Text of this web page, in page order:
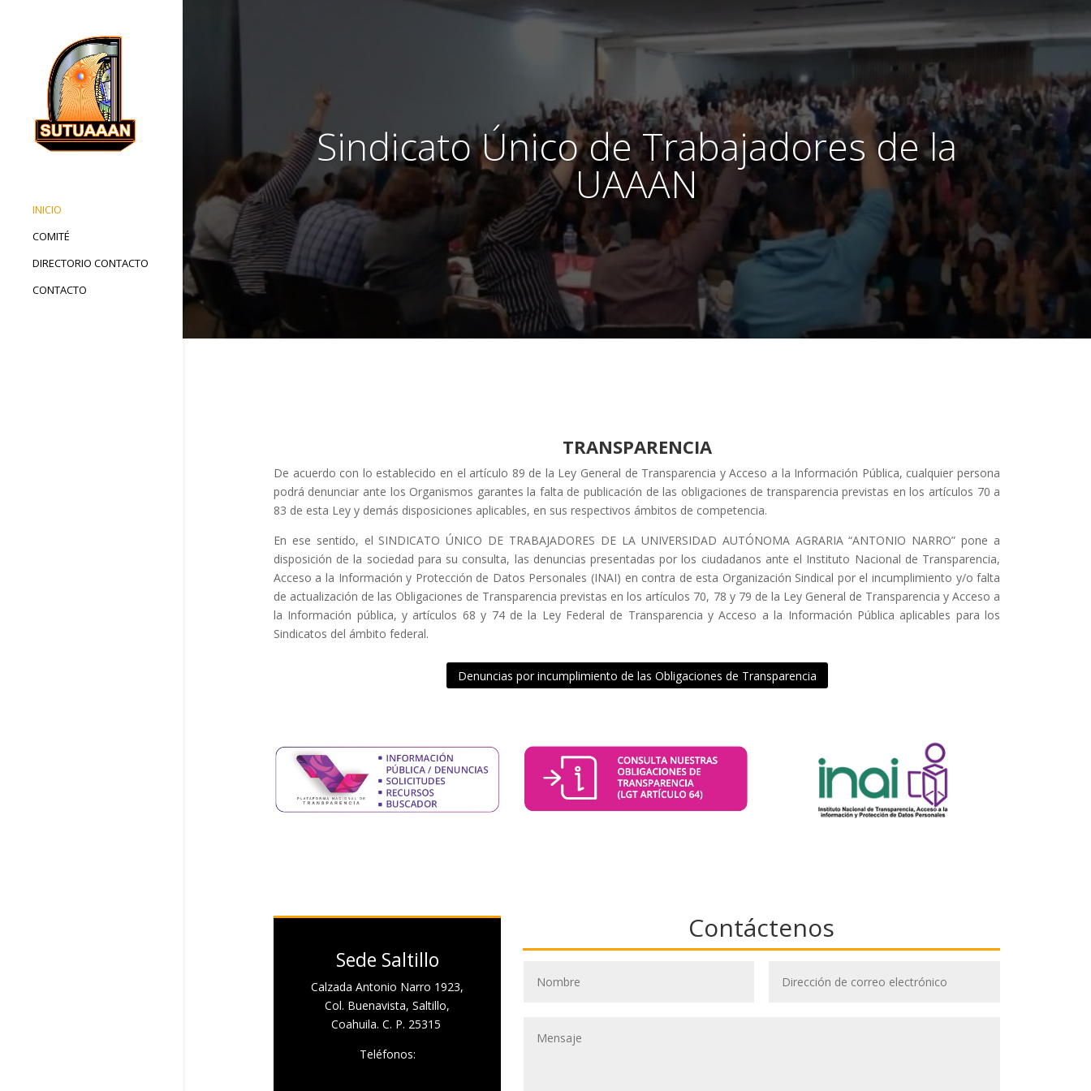
INICIO
COMITÉ
DIRECTORIO CONTACTO
CONTACTO
Sindicato Único de Trabajadores de la
UAAAN
TRANSPARENCIA
De acuerdo con lo establecido en el artículo 89 de la Ley General de Transparencia y Acceso a la Información Pública, cualquier persona
podrá denunciar ante los Organismos garantes la falta de publicación de las obligaciones de transparencia previstas en los artículos 70 a
83 de esta Ley y demás disposiciones aplicables, en sus respectivos ámbitos de competencia.
En ese sentido, el SINDICATO ÚNICO DE TRABAJADORES DE LA UNIVERSIDAD AUTÓNOMA AGRARIA “ANTONIO NARRO” pone a
disposición de la sociedad para su consulta, las denuncias presentadas por los ciudadanos ante el Instituto Nacional de Transparencia,
Acceso a la Información y Protección de Datos Personales (INAI) en contra de esta Organización Sindical por el incumplimiento y/o falta
de actualización de las Obligaciones de Transparencia previstas en los artículos 70, 78 y 79 de la Ley General de Transparencia y Acceso a
la Información pública, y artículos 68 y 74 de la Ley Federal de Transparencia y Acceso a la Información Pública aplicables para los
Sindicatos del ámbito federal.
Denuncias por incumplimiento de las Obligaciones de Transparencia
Sede Saltillo
Calzada Antonio Narro 1923,
Col. Buenavista, Saltillo,
Coahuila. C. P. 25315
Teléfonos:
Contáctenos